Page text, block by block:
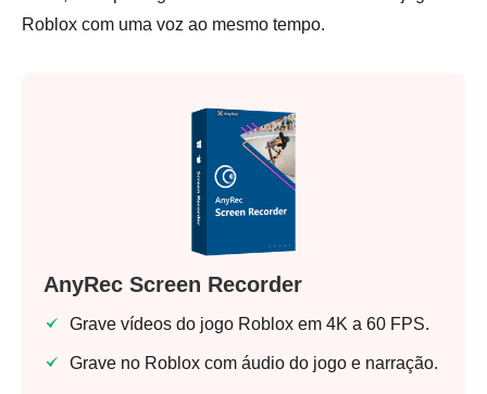
Roblox com uma voz ao mesmo tempo.
AnyRec Screen Recorder
Grave vídeos do jogo Roblox em 4K a 60 FPS.
Grave no Roblox com áudio do jogo e narração.